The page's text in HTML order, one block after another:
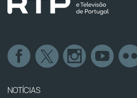
NOTÍCIAS